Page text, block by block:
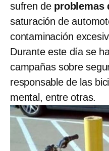
sufren deproblemas
saturación de
contaminación
Durante este día se
campañas sobre
responsable de las
mental, entre otras.